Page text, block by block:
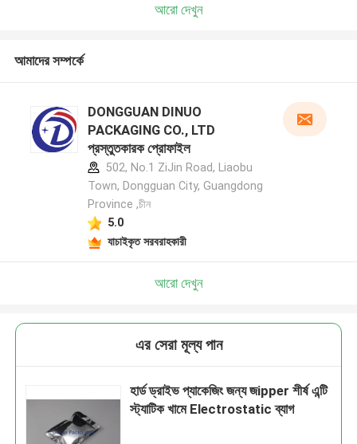
আরো দেখুন
আমাদের সম্পর্কে
DONGGUAN DINUO
PACKAGING CO., LTD
প্রস্তুতকারক প্রোফাইল
502, No.1 ZiJin Road, Liaobu
Town, Dongguan City, Guangdong
Province ,চীন
5.0
যাচাইকৃত সরবরাহকারী
আরো দেখুন
এর সেরা মূল্য পান
হার্ড ড্রাইভ প্যাকেজিং জন্য জipper শীর্ষ এন্টি
স্ট্যাটিক খামে Electrostatic ব্যাগ